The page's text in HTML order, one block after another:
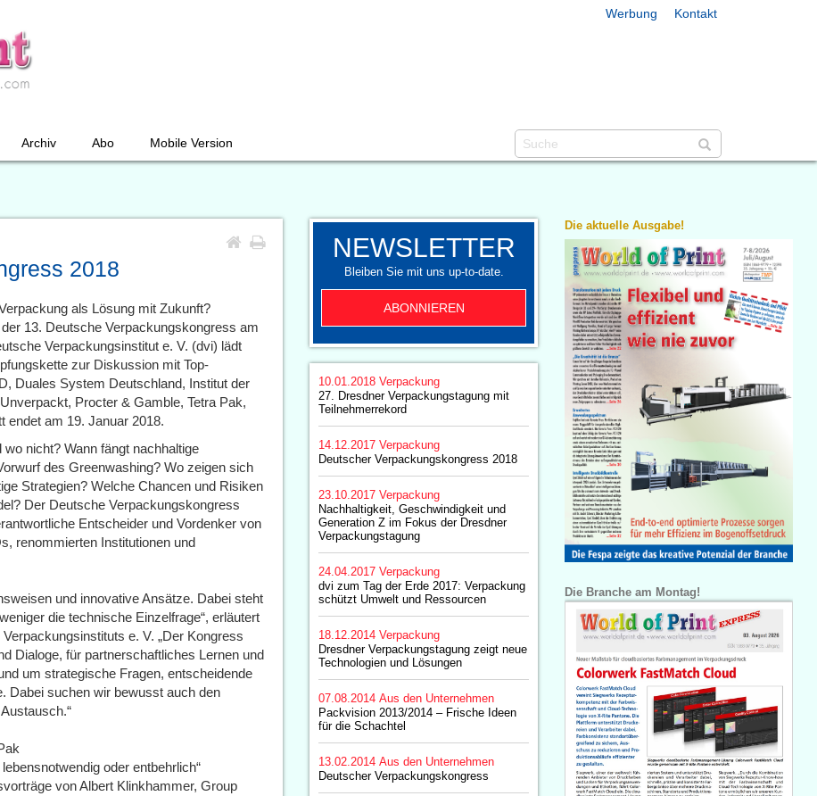
Werbung Kontakt
Archiv Abo Mobile Version
2018
als Lösung mit Zukunft?
13. Deutsche Verpackungskongress am
Verpackungsinstitut e. V. (dvi) lädt
zur Diskussion mit Top-
Duales System Deutschland, Institut der
Procter & Gamble, Tetra Pak,
endet am 19. Januar 2018.
nicht? Wann fängt nachhaltige
des Greenwashing? Wo zeigen sich
Strategien? Welche Chancen und Risiken
Der Deutsche Verpackungskongress
Entscheider und Vordenker von
renommierten Institutionen und
und innovative Ansätze. Dabei steht
die technische Einzelfrage“, erläutert
e. V. „Der Kongress
Dialoge, für partnerschaftliches Lernen und
um strategische Fragen, entscheidende
Dabei suchen wir bewusst auch den
oder entbehrlich“
von Albert Klinkhammer, Group
NEWSLETTER
Bleiben Sie mit uns up-to-date.
ABONNIEREN
10.01.2018 Verpackung
27. Dresdner Verpackungstagung mit
Teilnehmerrekord
14.12.2017 Verpackung
Deutscher Verpackungskongress 2018
23.10.2017 Verpackung
Nachhaltigkeit, Geschwindigkeit und
Generation Z im Fokus der Dresdner
Verpackungstagung
24.04.2017 Verpackung
dvi zum Tag der Erde 2017: Verpackung
schützt Umwelt und Ressourcen
18.12.2014 Verpackung
Dresdner Verpackungstagung zeigt neue
Technologien und Lösungen
07.08.2014 Aus den Unternehmen
Packvision 2013/2014 – Frische Ideen
für die Schachtel
13.02.2014 Aus den Unternehmen
Deutscher Verpackungskongress
Die aktuelle Ausgabe!
Die Branche am Montag!